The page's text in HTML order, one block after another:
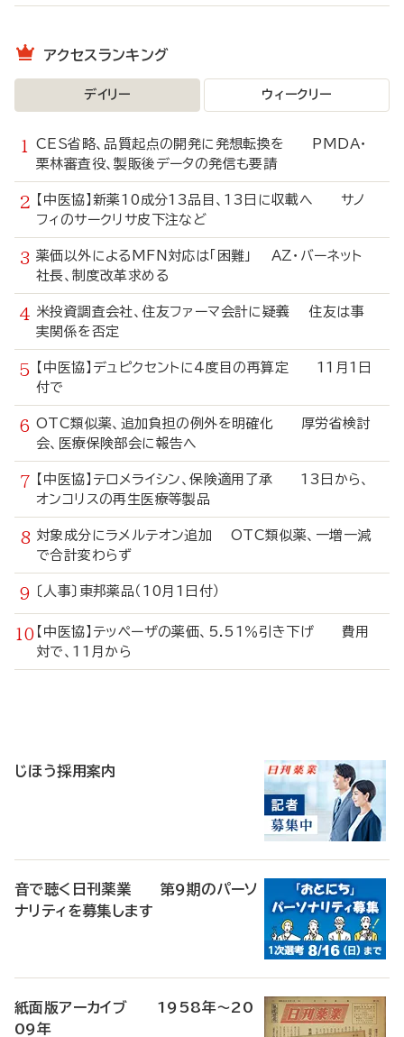
アクセスランキング
デイリー ウィークリー
CES省略、品質起点の開発に発想転換を PMDA・
栗林審査役、製販後データの発信も要請
【中医協】新薬10成分13品目、13日に収載へ サノ
フィのサークリサ皮下注など
薬価以外によるMFN対応は「困難」 AZ・バーネット
社長、制度改革求める
米投資調査会社、住友ファーマ会計に疑義 住友は事
実関係を否定
【中医協】デュピクセントに4度目の再算定 11月1日
付で
OTC類似薬、追加負担の例外を明確化 厚労省検討
会、医療保険部会に報告へ
【中医協】テロメライシン、保険適用了承 13日から、
オンコリスの再生医療等製品
対象成分にラメルテオン追加 OTC類似薬、一増一減
で合計変わらず
〔人事〕東邦薬品（10月1日付）
【中医協】テッペーザの薬価、5.51％引き下げ 費用
対で、11月から
じほう採用案内
音で聴く日刊薬業 第9期のパーソ
ナリティを募集します
紙面版アーカイブ 1958年～20
09年